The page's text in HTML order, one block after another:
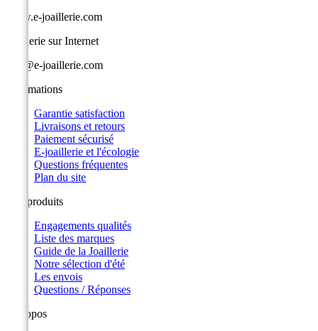
www.e-joaillerie.com
Joaillerie sur Internet
info@e-joaillerie.com
Informations
Garantie satisfaction
Livraisons et retours
Paiement sécurisé
E-joaillerie et l'écologie
Questions fréquentes
Plan du site
Nos produits
Engagements qualités
Liste des marques
Guide de la Joaillerie
Notre sélection d'été
Les envois
Questions / Réponses
A propos